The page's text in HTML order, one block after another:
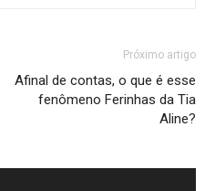
Próximo artigo
Afinal de contas, o que é esse
fenômeno Ferinhas da Tia
Aline?